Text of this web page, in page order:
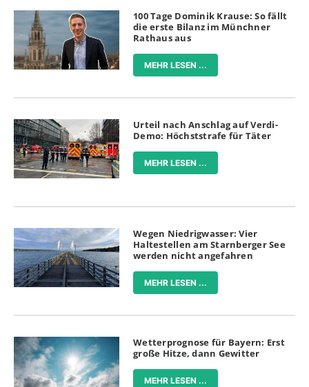
100 Tage Dominik Krause: So fällt
die erste Bilanz im Münchner
Rathaus aus
MEHR LESEN ...
Urteil nach Anschlag auf Verdi-
Demo: Höchststrafe für Täter
MEHR LESEN ...
Wegen Niedrigwasser: Vier
Haltestellen am Starnberger See
werden nicht angefahren
MEHR LESEN ...
Wetterprognose für Bayern: Erst
große Hitze, dann Gewitter
MEHR LESEN ...